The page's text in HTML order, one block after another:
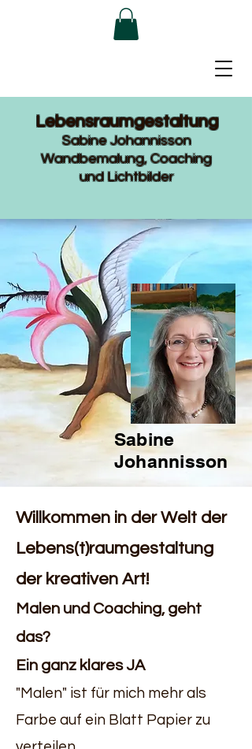
Lebensraumgestaltung
Sabine Johannisson
Wandbemalung, Coaching
und Lichtbilder
Sabine
Johannisson
Willkommen in der Welt der
Lebens(t)raumgestaltung
der kreativen Art!
Malen und Coaching, geht
das?
Ein ganz klares JA
"Malen" ist für mich mehr als
Farbe auf ein Blatt Papier zu